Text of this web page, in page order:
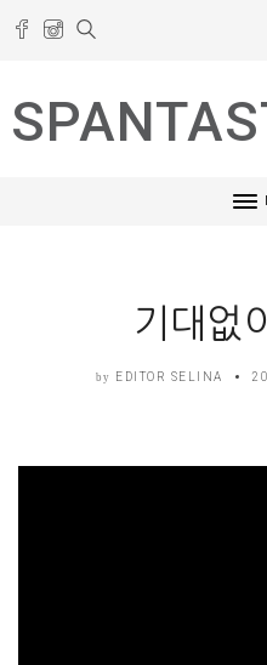
기대없
by EDITOR SELINA